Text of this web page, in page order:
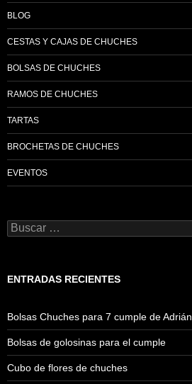
BLOG
CESTAS Y CAJAS DE CHUCHES
BOLSAS DE CHUCHES
RAMOS DE CHUCHES
TARTAS
BROCHETAS DE CHUCHES
EVENTOS
Buscar:
ENTRADAS RECIENTES
Bolsas Chuches para 7 cumple de Adrián
Bolsas de golosinas para el cumple
Cubo de flores de chuches